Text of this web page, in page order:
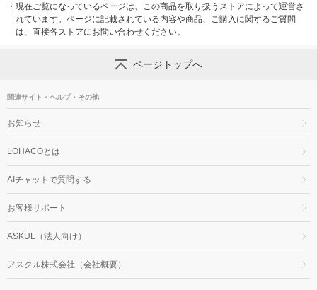
・ 現在ご覧になっているページは、この商品を取り扱うストアによって運営さ
れています。ページに記載されている内容や商品、ご購入に関するご質問
は、直接各ストアにお問い合わせください。
ページトップへ
関連サイト・ヘルプ・その他
お知らせ
LOHACOとは
AIチャットで質問する
お客様サポート
ASKUL（法人向け）
アスクル株式会社（会社概要）